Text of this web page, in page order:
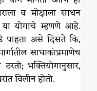
व मोक्षाला साधन
योगाचे म्हणणे आहे.
पाहता असे दिसते कि,
साधाकांप्रमाणेच
भक्तियोगानुसार,
विलीन होतो.